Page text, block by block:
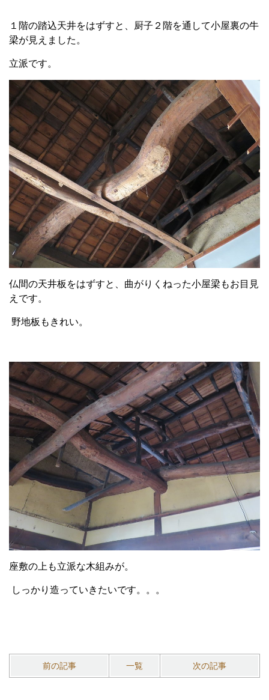
１階の踏込天井をはずすと、厨子２階を通して小屋裏の牛
梁が見えました。
立派です。
仏間の天井板をはずすと、曲がりくねった小屋梁もお目見
えです。
野地板もきれい。
座敷の上も立派な木組みが。
しっかり造っていきたいです。。。
前の記事 一覧 次の記事